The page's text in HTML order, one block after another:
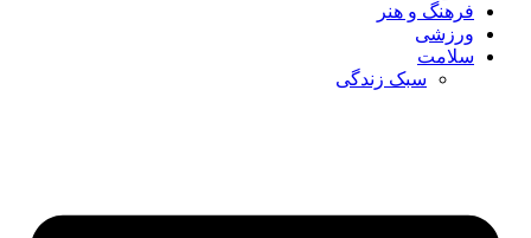
فرهنگ و هنر
ورزشی
سلامت
سبک زندگی